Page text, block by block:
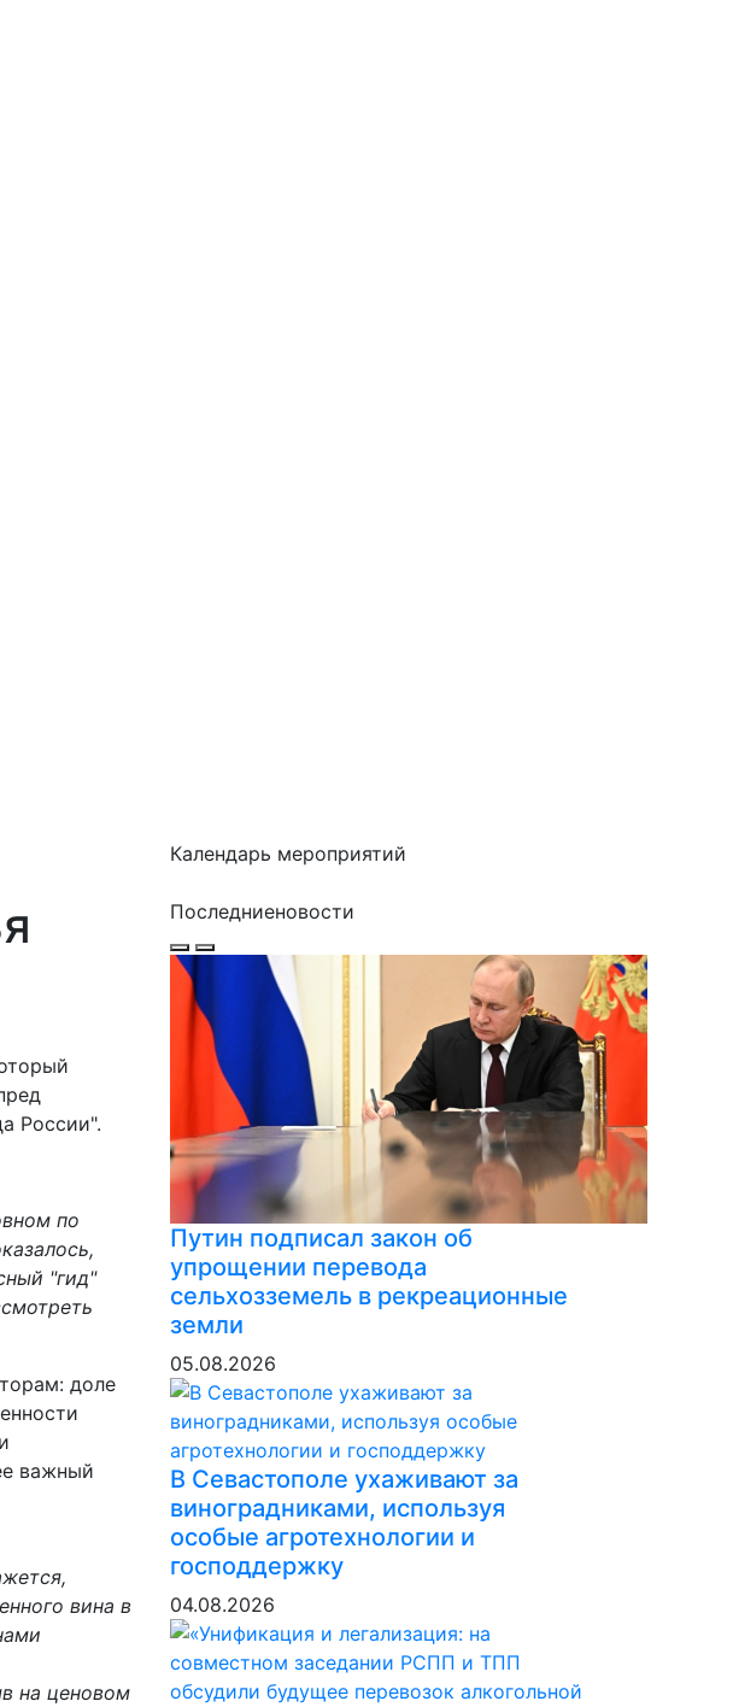
России".
по
"гид"
доле
важный
вина в
на ценовом
Календарь мероприятий
Последниеновости
Путин подписал закон об
упрощении перевода
сельхозземель в рекреационные
земли
05.08.2026
В Севастополе ухаживают за
виноградниками, используя
особые агротехнологии и
господдержку
04.08.2026